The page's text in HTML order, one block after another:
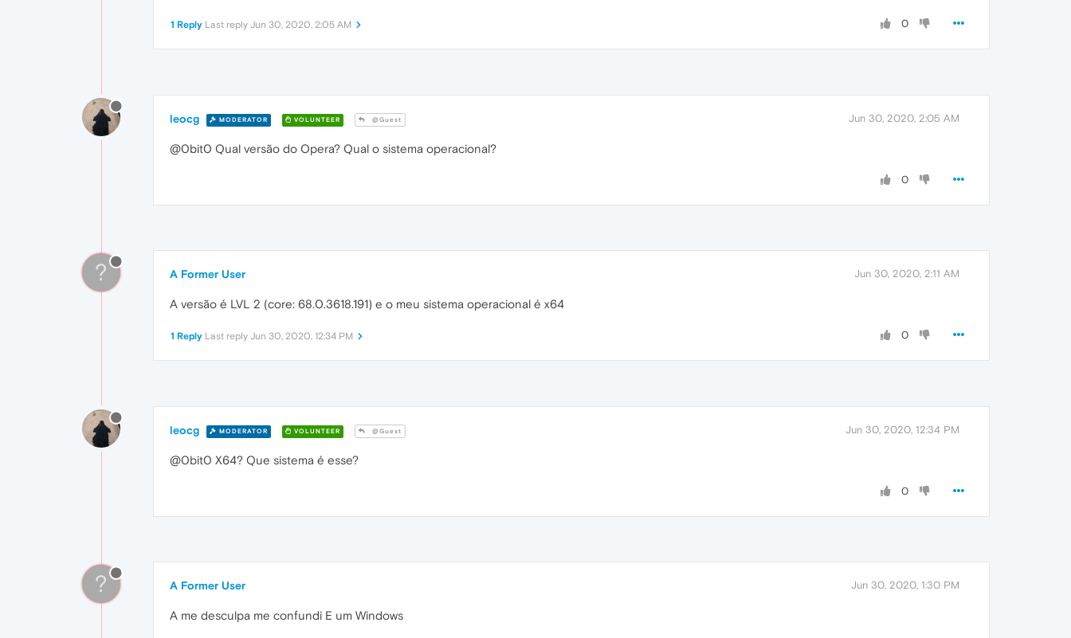
0
1 Reply Last reply Jun 30, 2020, 2:05 AM
leocg MODERATOR VOLUNTEER @Guest Jun 30, 2020, 2:05 AM
@0bit0 Qual versão do Opera? Qual o sistema operacional?
0
? A Former User Jun 30, 2020, 2:11 AM
A versão é LVL 2 (core: 68.0.3618.191) e o meu sistema operacional é x64
0
1 Reply Last reply Jun 30, 2020, 12:34 PM
leocg MODERATOR VOLUNTEER @Guest Jun 30, 2020, 12:34 PM
@0bit0 X64? Que sistema é esse?
0
? A Former User Jun 30, 2020, 1:30 PM
A me desculpa me confundi E um Windows